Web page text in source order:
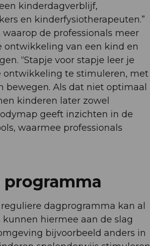
kinderdagverblijf,
en kinderfysiotherapeuten.”
de professionals meer
van een kind en
“Stapje voor stapje leer je
ontwikkeling te stimuleren, met
Als dat niet optimaal
kinderen later zowel
geeft inzichten in de
waarmee professionals
dagprogramma kan al
hiermee aan de slag
bijvoorbeeld anders in